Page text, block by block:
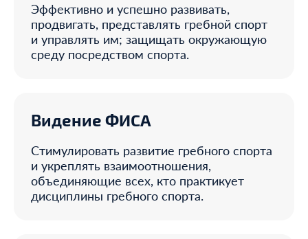
Эффективно и успешно развивать,
продвигать, представлять гребной спорт
и управлять им; защищать окружающую
среду посредством спорта.
Видение ФИСА
Стимулировать развитие гребного спорта
и укреплять взаимоотношения,
объединяющие всех, кто практикует
дисциплины гребного спорта.